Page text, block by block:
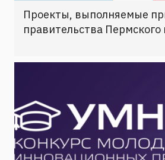
Проекты, выполняемые
правительства Пермского